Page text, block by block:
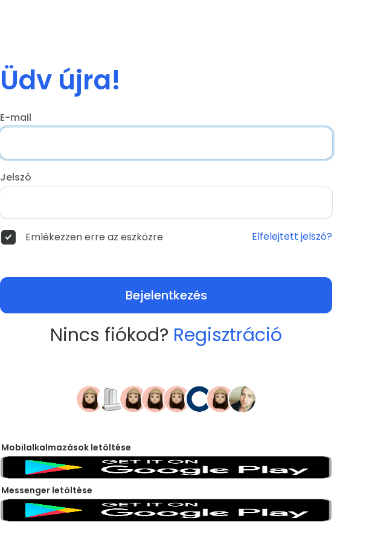
Üdv újra!
E-mail
Jelszó
Emlékezzen erre az eszközre Elfelejtett jelszó?
Bejelentkezés
Nincs fiókod? Regisztráció
Mobilalkalmazások letöltése
Messenger letöltése